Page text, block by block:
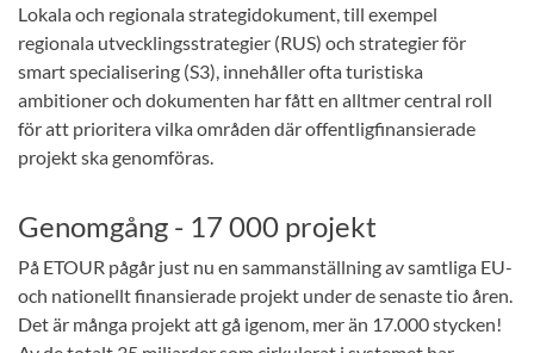
Lokala och regionala strategidokument, till exempel
regionala utvecklingsstrategier (RUS) och strategier för
smart specialisering (S3), innehåller ofta turistiska
ambitioner och dokumenten har fått en alltmer central roll
för att prioritera vilka områden där offentligfinansierade
projekt ska genomföras.
Genomgång - 17 000 projekt
På ETOUR pågår just nu en sammanställning av samtliga EU-
och nationellt finansierade projekt under de senaste tio åren.
Det är många projekt att gå igenom, mer än 17.000 stycken!